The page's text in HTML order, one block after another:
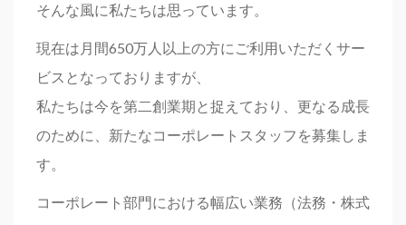
そんな風に私たちは思っています。
現在は月間650万人以上の方にご利用いただくサー
ビスとなっておりますが、
私たちは今を第二創業期と捉えており、更なる成長
のために、新たなコーポレートスタッフを募集しま
す。
コーポレート部門における幅広い業務（法務・株式